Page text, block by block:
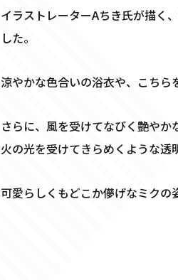
イラストレーターAちき氏が描く
した。
涼やかな色合いの浴衣や、こちら
さらに、風を受けてなびく艶や
火の光を受けてきらめくような透
可愛らしくもどこか儚げなミクの